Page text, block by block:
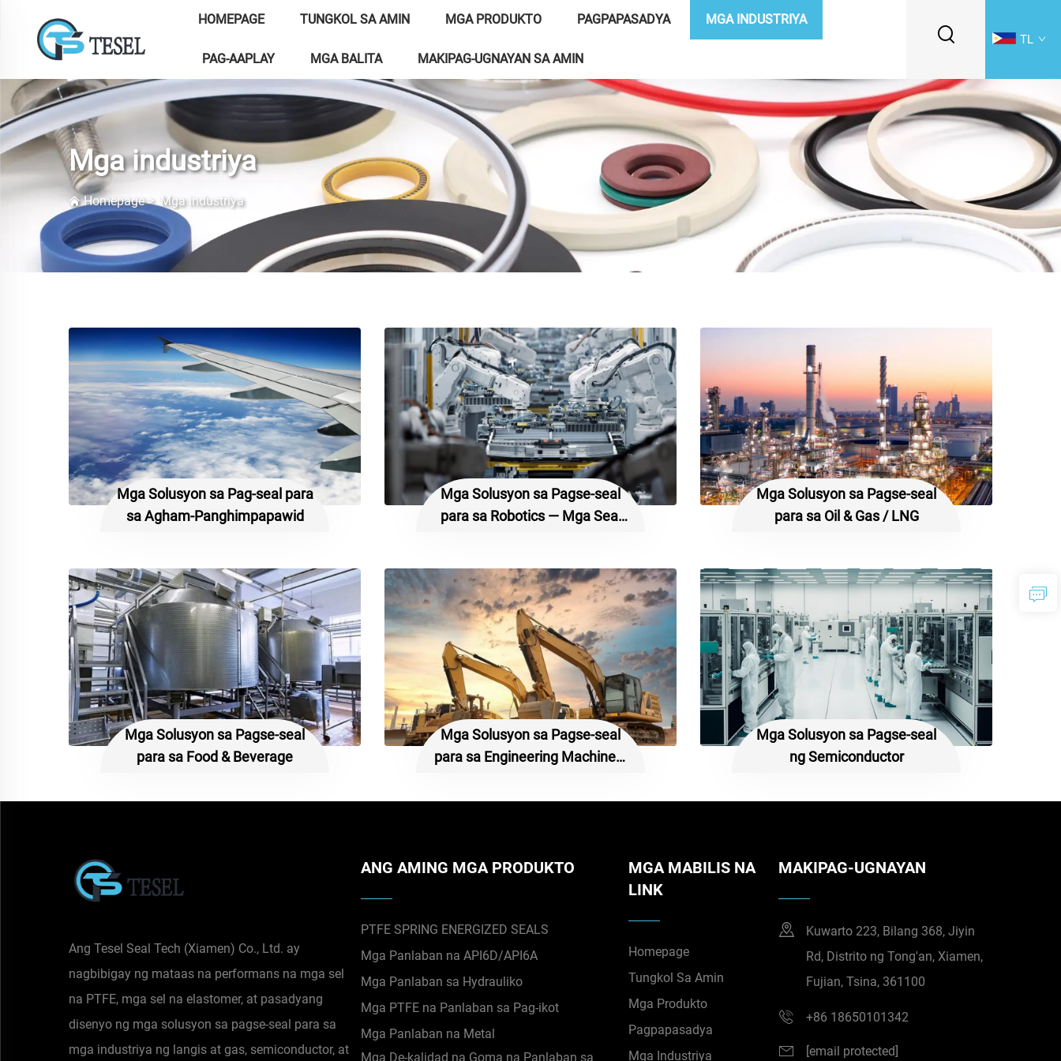
HOMEPAGE TUNGKOL SA AMIN MGA PRODUKTO PAGPAPASADYA MGA INDUSTRIYA
PAG-AAPLAY MGA BALITA MAKIPAG-UGNAYAN SA AMIN
TL
Mga industriya
Homepage> Mga industriya
Mga Solusyon sa Pag-seal para
sa Agham-Panghimpapawid
Mga Solusyon sa Pagse-seal
para sa Robotics — Mga Seal
at Automation
Mga Solusyon sa Pagse-seal
para sa Oil & Gas / LNG
Mga Solusyon sa Pagse-seal
para sa Food & Beverage
Mga Solusyon sa Pagse-seal
para sa Engineering Machinery
Mga Solusyon sa Pagse-seal
ng Semiconductor
Ang Tesel Seal Tech (Xiamen) Co., Ltd. ay
nagbibigay ng mataas na performans na mga sel
na PTFE, mga sel na elastomer, at pasadyang
disenyo ng mga solusyon sa pagse-seal para sa
mga industriya ng langis at gas, semiconductor, at
ANG AMING MGA PRODUKTO
PTFE SPRING ENERGIZED SEALS
Mga Panlaban na API6D/API6A
Mga Panlaban sa Hydrauliko
Mga PTFE na Panlaban sa Pag-ikot
Mga Panlaban na Metal
Mga De-kalidad na Goma na Panlaban sa
MGA MABILIS NA
LINK
Homepage
Tungkol Sa Amin
Mga Produkto
Pagpapasadya
Mga Industriya
MAKIPAG-UGNAYAN
Kuwarto 223, Bilang 368, Jiyin
Rd, Distrito ng Tong'an, Xiamen,
Fujian, Tsina, 361100
+86 18650101342
[email protected]